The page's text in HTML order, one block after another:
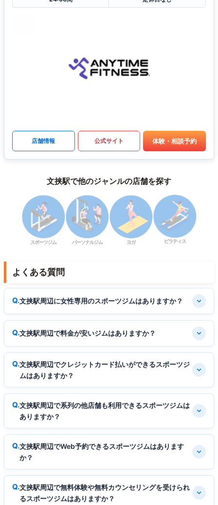
店舗情報 公式サイト 体験・相談予約
文挟駅で他のジャンルの店舗を探す
スポーツジム パーソナルジム ヨガ ピラティス
よくある質問
文挟駅周辺に女性専用のスポーツジムはありますか？
文挟駅周辺で料金が安いジムはありますか？
文挟駅周辺でクレジットカード払いができるスポーツジ
ムはありますか？
文挟駅周辺で系列の他店舗も利用できるスポーツジムは
ありますか？
文挟駅周辺でWeb予約できるスポーツジムはあります
か？
文挟駅周辺で無料体験や無料カウンセリングを受けられ
るスポーツジムはありますか？